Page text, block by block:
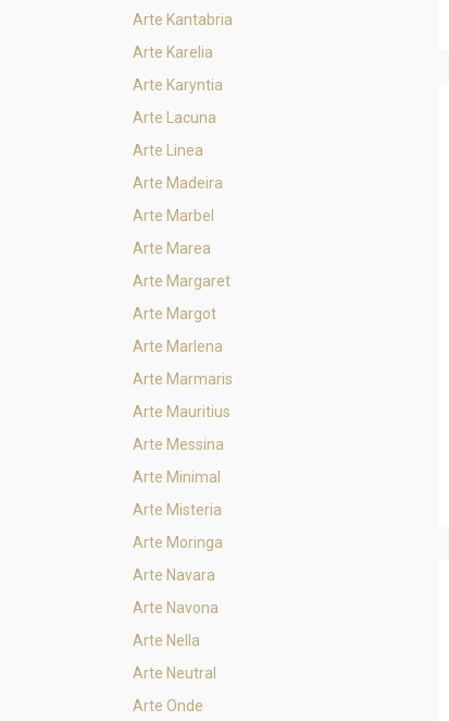
Arte Kantabria
Arte Karelia
Arte Karyntia
Arte Lacuna
Arte Linea
Arte Madeira
Arte Marbel
Arte Marea
Arte Margaret
Arte Margot
Arte Marlena
Arte Marmaris
Arte Mauritius
Arte Messina
Arte Minimal
Arte Misteria
Arte Moringa
Arte Navara
Arte Navona
Arte Nella
Arte Neutral
Arte Onde